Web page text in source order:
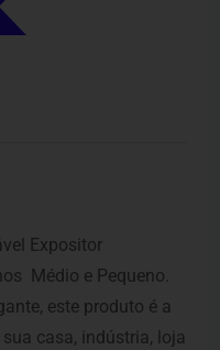
Expositor
Médio e Pequeno.
este produto é a
casa, indústria, loja